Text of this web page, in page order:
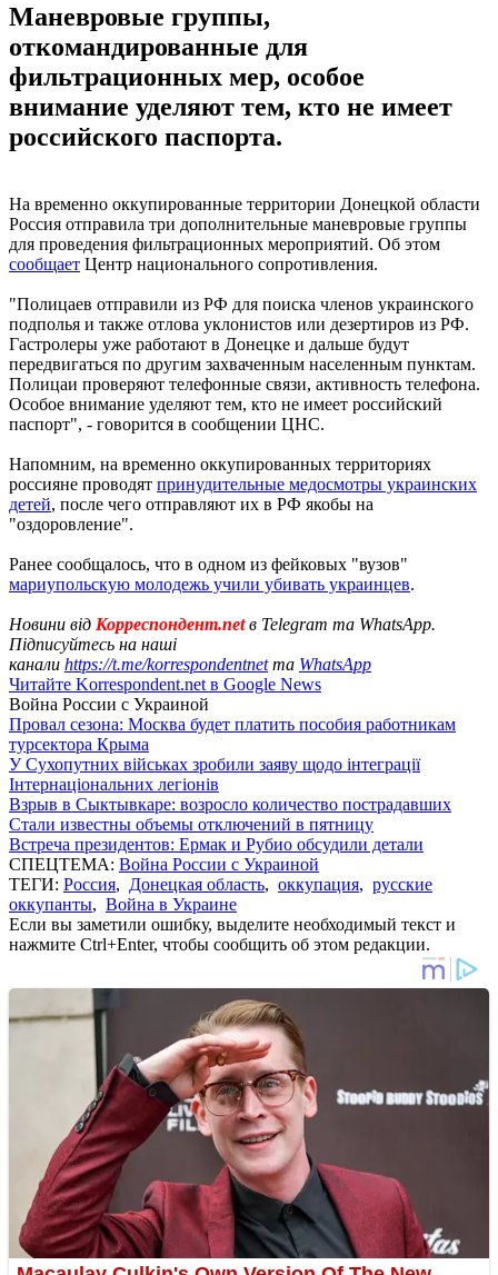
Маневровые группы,
откомандированные для
фильтрационных мер, особое
внимание уделяют тем, кто не имеет
российского паспорта.
На временно оккупированные территории Донецкой области
Россия отправила три дополнительные маневровые группы
для проведения фильтрационных мероприятий. Об этом
сообщает Центр национального сопротивления.
"Полицаев отправили из РФ для поиска членов украинского
подполья и также отлова уклонистов или дезертиров из РФ.
Гастролеры уже работают в Донецке и дальше будут
передвигаться по другим захваченным населенным пунктам.
Полицаи проверяют телефонные связи, активность телефона.
Особое внимание уделяют тем, кто не имеет российский
паспорт", - говорится в сообщении ЦНС.
Напомним, на временно оккупированных территориях
россияне проводят принудительные медосмотры украинских
детей, после чего отправляют их в РФ якобы на
"оздоровление".
Ранее сообщалось, что в одном из фейковых "вузов"
мариупольскую молодежь учили убивать украинцев.
Новини від Корреспондент.netв Telegram та WhatsApp.
Підписуйтесь на наші
канали https://t.me/korrespondentnetта WhatsApp
Читайте Korrespondent.net в Google News
Война России с Украиной
Провал сезона: Москва будет платить пособия работникам
турсектора Крыма
У Сухопутних військах зробили заяву щодо інтеграції
Інтернаціональних легіонів
Взрыв в Сыктывкаре: возросло количество пострадавших
Стали известны объемы отключений в пятницу
Встреча президентов: Ермак и Рубио обсудили детали
СПЕЦТЕМА: Война России с Украиной
ТЕГИ: Россия, Донецкая область, оккупация, русские
оккупанты, Война в Украине
Если вы заметили ошибку, выделите необходимый текст и
нажмите Ctrl+Enter, чтобы сообщить об этом редакции.